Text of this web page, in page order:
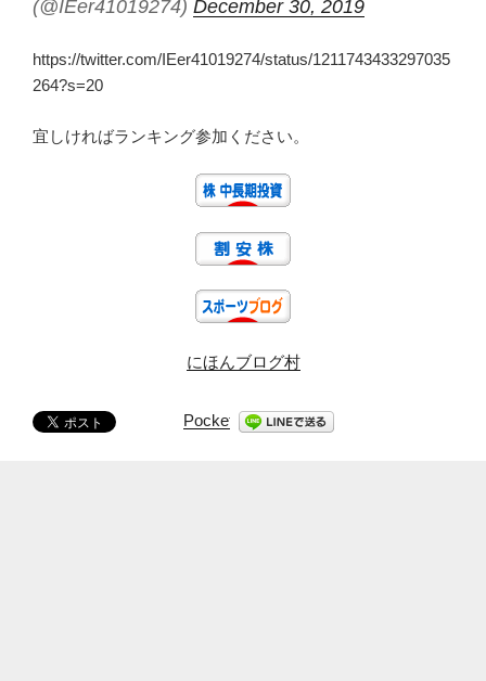
(@IEer41019274) December 30, 2019
https://twitter.com/IEer41019274/status/1211743433297035
264?s=20
宜しければランキング参加ください。
にほんブログ村
Pocket